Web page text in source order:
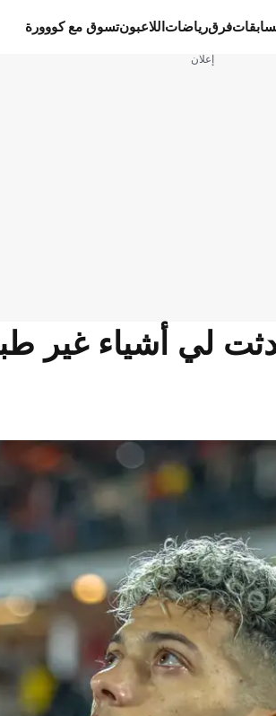
فرقرياضات اللاعبونتسوق مع كووورة
إعلان
لي أشياء غير